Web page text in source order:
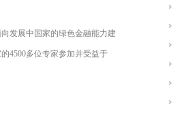
发展中国家的绿色金融能力建
4500多位专家参加并受益于